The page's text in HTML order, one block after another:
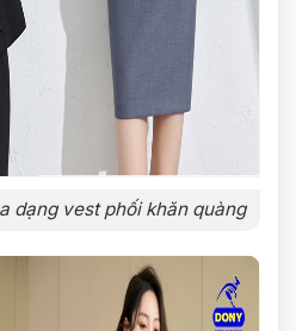
dạng vest phối khăn quàng